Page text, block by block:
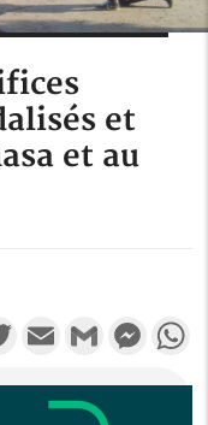
et
et au
TwitterEmail Gmail